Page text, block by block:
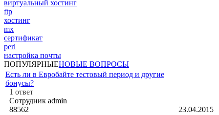
виртуальный хостинг
ftp
хостинг
mx
сертификат
perl
настройка почты
ПОПУЛЯРНЫЕНОВЫЕ ВОПРОСЫ
Есть ли в Евробайте тестовый период и другие
бонусы?
1 ответ
Сотрудник admin
88562
23.04.2015